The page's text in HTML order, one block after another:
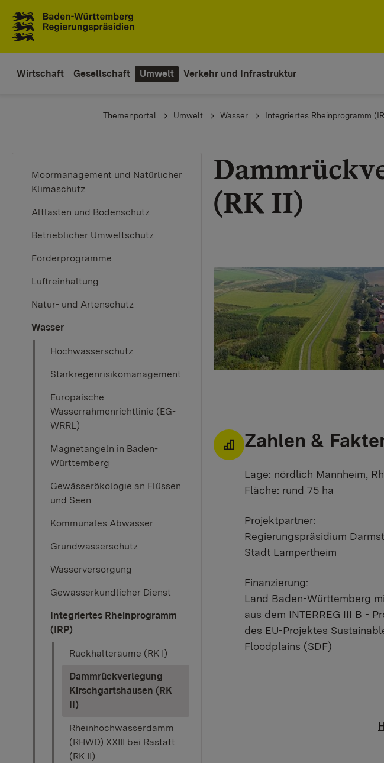
Wirtschaft Gesellschaft Umwelt Verkehr und Infrastruktur
You are here:
Themenportal Umwelt Wasser Integriertes Rheinprogramm
Moormanagement und Natürlicher
Klimaschutz
Altlasten und Bodenschutz
Betrieblicher Umweltschutz
Förderprogramme
Luftreinhaltung
Natur- und Artenschutz
Wasser
Hochwasserschutz
Starkregenrisikomanagement
Europäische
Wasserrahmenrichtlinie (EG-
WRRL)
Magnetangeln in Baden-
Württemberg
Gewässerökologie an Flüssen
und Seen
Kommunales Abwasser
Grundwasserschutz
Wasserversorgung
Gewässerkundlicher Dienst
Integriertes Rheinprogramm
(IRP)
Rückhalteräume (RK I)
Dammrückverlegung
Kirschgartshausen (RK
II)
Rheinhochwasserdamm
(RHWD) XXIII bei Rastatt
(RK II)
(RK II)
Zahlen &
Lage: nördlich Mannheim,
Fläche: rund 75 ha
Projektpartner:
Regierungspräsidium
Stadt Lampertheim
Finanzierung:
Land Baden-Württemberg
aus dem INTERREG III B -
des EU-Projektes
Floodplains (SDF)